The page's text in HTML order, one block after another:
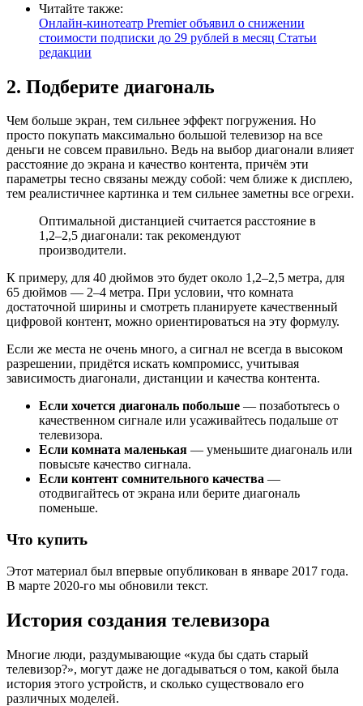
Читайте также:
Онлайн-кинотеатр Premier объявил о снижении
стоимости подписки до 29 рублей в месяц Статьи
редакции
2. Подберите диагональ
Чем больше экран, тем сильнее эффект погружения. Но
просто покупать максимально большой телевизор на все
деньги не совсем правильно. Ведь на выбор диагонали влияет
расстояние до экрана и качество контента, причём эти
параметры тесно связаны между собой: чем ближе к дисплею,
тем реалистичнее картинка и тем сильнее заметны все огрехи.
Оптимальной дистанцией считается расстояние в
1,2–2,5 диагонали: так рекомендуют
производители.
К примеру, для 40 дюймов это будет около 1,2–2,5 метра, для
65 дюймов — 2–4 метра. При условии, что комната
достаточной ширины и смотреть планируете качественный
цифровой контент, можно ориентироваться на эту формулу.
Если же места не очень много, а сигнал не всегда в высоком
разрешении, придётся искать компромисс, учитывая
зависимость диагонали, дистанции и качества контента.
Если хочется диагональ побольше — позаботьтесь о
качественном сигнале или усаживайтесь подальше от
телевизора.
Если комната маленькая — уменьшите диагональ или
повысьте качество сигнала.
Если контент сомнительного качества —
отодвигайтесь от экрана или берите диагональ
поменьше.
Что купить
Этот материал был впервые опубликован в январе 2017 года.
В марте 2020-го мы обновили текст.
История создания телевизора
Многие люди, раздумывающие «куда бы сдать старый
телевизор?», могут даже не догадываться о том, какой была
история этого устройств, и сколько существовало его
различных моделей.